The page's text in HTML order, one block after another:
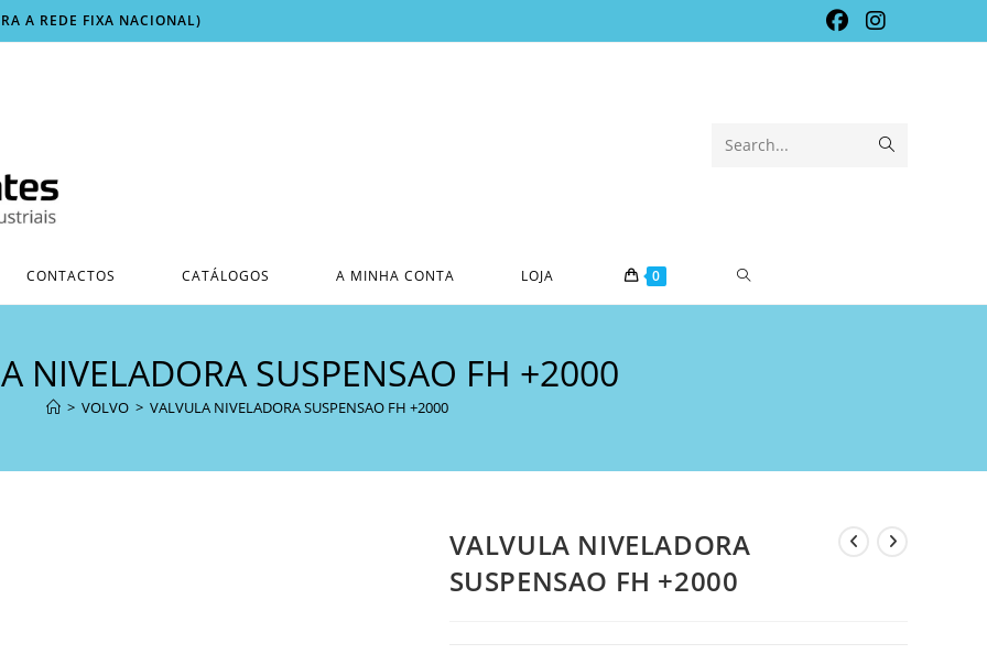
A REDE FIXA NACIONAL)
Search...
CONTACTOS CATÁLOGOS A MINHA CONTA LOJA 0 TOGGLE
NIVELADORA SUSPENSAO FH +2000
> VOLVO > VALVULA NIVELADORA SUSPENSAO FH +2000
VALVULA NIVELADORA
SUSPENSAO FH +2000